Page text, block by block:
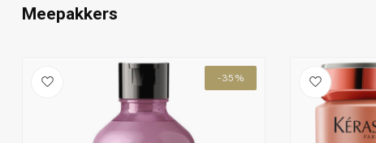
Snelle vlotte levering!
Meepakkers
-35%